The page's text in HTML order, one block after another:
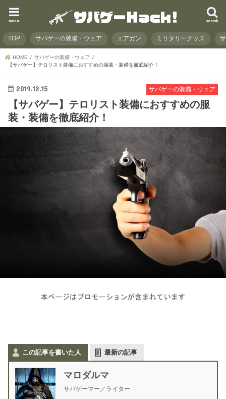
search
menu
TOP サバゲーの装備・ウェア エアガン ミリタリーグッズ
HOME
サバゲーの装備・ウェア
【サバゲー】テロリスト装備におすすめの服装・装備を徹底紹介！
サバゲーの装備・ウェア
2019.12.15
【サバゲー】テロリスト装備におすすめの服
装・装備を徹底紹介！
この記事を書いた人 最新の記事
マロダルマ
サバゲーマー／ライター